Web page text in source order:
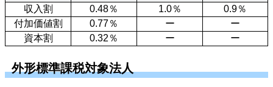
収入割
0.48％ 1.0％
0.9％
付加価値割
0.77％ ー
ー
資本割
0.32％ ー ー
外形標準課税対象法人